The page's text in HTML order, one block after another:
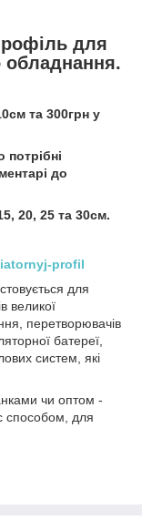
для
обладнання.
та 300грн у
до
20, 25 та 30см.
profil
для
великої
перетворювачів
батереї,
систем, які
чи оптом -
способом, для